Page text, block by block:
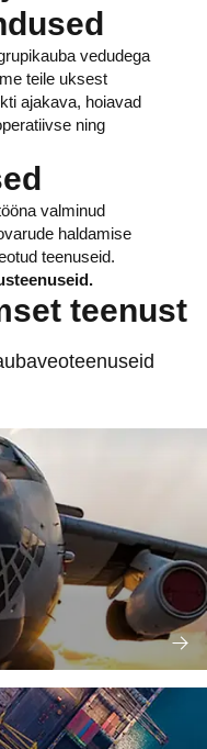
vedudega
teile uksest
ajakava, hoiavad
ning
valminud
haldamise
teenuseid.
teenust